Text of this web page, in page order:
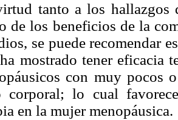
tanto a los hallazgos
de los beneficios de la
se puede recomendar
mostrado tener eficacia
con muy pocos
corporal; lo cual
en la mujer menopáusica.